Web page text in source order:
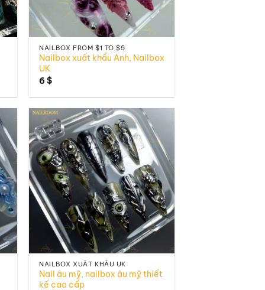
NAILBOX FROM $1 TO $5
Nailbox xuất khẩu Anh, Nailbox
UK
6$
Add to
wishlist
NAILBOX XUẤT KHẨU UK
Nail âu mỹ, nailbox âu mỹ thiết
kế cao cấp